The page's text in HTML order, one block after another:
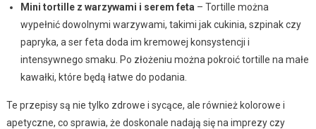
Mini tortille z warzywami i serem feta – Tortille można
wypełnić dowolnymi warzywami, takimi jak cukinia, szpinak czy
papryka, a ser feta doda im kremowej konsystencji i
intensywnego smaku. Po złożeniu można pokroić tortille na małe
kawałki, które będą łatwe do podania.
Te przepisy są nie tylko zdrowe i sycące, ale również kolorowe i
apetyczne, co sprawia, że doskonale nadają się na imprezy czy